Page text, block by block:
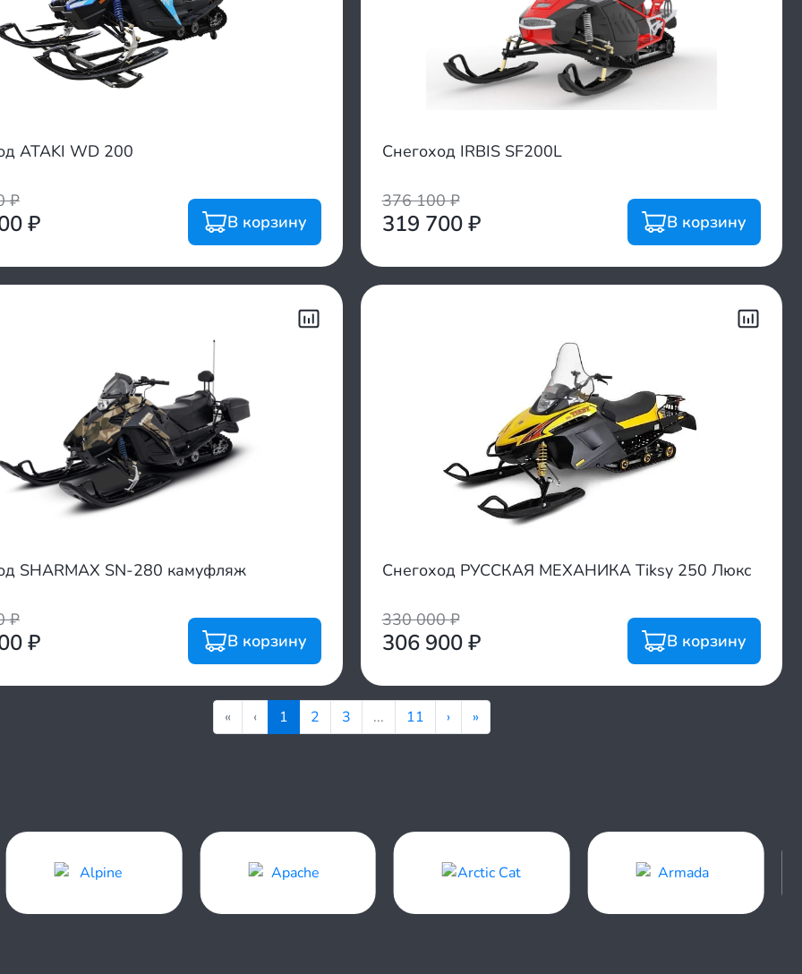
ATAKI WD 200
₽
₽ В корзину
Снегоход IRBIS SF200L
376 100₽
319 700₽ В корзину
SHARMAX SN-280 камуфляж
₽
₽ В корзину
Снегоход РУССКАЯ МЕХАНИКА Tiksy 250 Люкс
330 000₽
306 900₽ В корзину
« ‹ 1 2 3 ... 11 › »